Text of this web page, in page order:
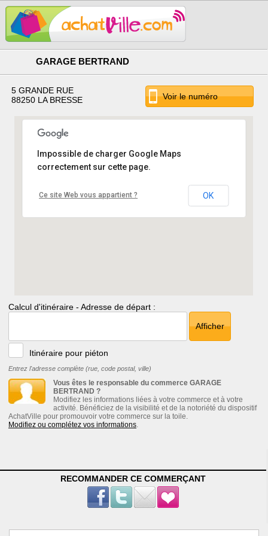
GARAGE BERTRAND
5 GRANDE RUE
88250 LA BRESSE
Voir le numéro
Impossible de charger Google Maps
correctement sur cette page.
Ce site Web vous appartient ? OK
Calcul d'itinéraire - Adresse de départ :
Afficher
Itinéraire pour piéton
Entrez l'adresse complète (rue, code postal, ville)
Vous êtes le responsable du commerce GARAGE
BERTRAND ?
Modifiez les informations liées à votre commerce et à votre
activité. Bénéficiez de la visibilité et de la notoriété du dispositif
AchatVille pour promouvoir votre commerce sur la toile.
Modifiez ou complétez vos informations.
RECOMMANDER CE COMMERÇANT